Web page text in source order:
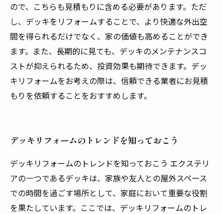
ので、こちらも見積もりに含める必要があります。ただ
し、デッキをリフォームすることで、より快適な外出空
間を得られるだけでなく、家の価値も高めることができ
ます。また、長期的に見ても、デッキのメンテナンスコ
ストが抑えられるため、投資効果も期待できます。デッ
キリフォームをお考えの際は、信頼できる業者にお見積
もりを依頼することをおすすめします。
デッキリフォームのトレンドを知っておこう
デッキリフォームのトレンドを知っておこう エクステリ
アの一つであるデッキは、家族や友人との屋外スペース
での時間を過ごす場所として、家庭において重要な役割
を果たしています。ここでは、デッキリフォームのトレ